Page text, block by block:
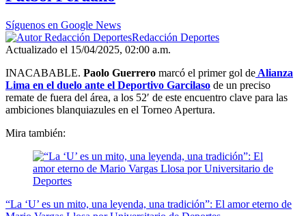
45
seconds
Síguenos en Google News
Redacción Deportes
Actualizado el 15/04/2025, 02:00 a.m.
INACABABLE. Paolo Guerrero marcó el primer gol de Alianza
Lima en el duelo ante el Deportivo Garcilaso de un preciso
remate de fuera del área, a los 52′ de este encuentro clave para las
ambiciones blanquiazules en el Torneo Apertura.
Mira también:
“La ‘U’ es un mito, una leyenda, una tradición”: El amor eterno de